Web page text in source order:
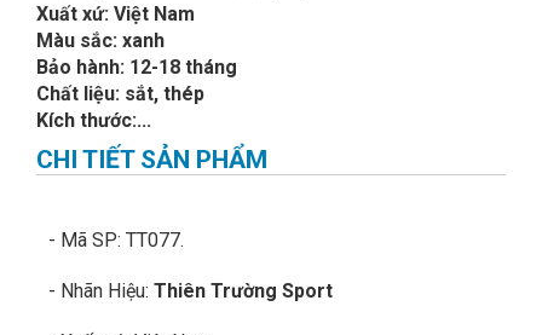
Xuất xứ: Việt Nam
Màu sắc: xanh
Bảo hành: 12-18 tháng
Chất liệu: sắt, thép
Kích thước:...
CHI TIẾT SẢN PHẨM
- Mã SP: TT077.
- Nhãn Hiệu: Thiên Trường Sport